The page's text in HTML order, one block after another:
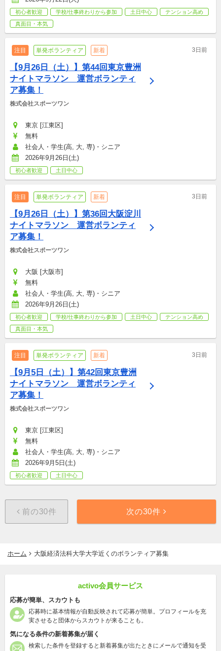
初心者歓迎 学校/仕事終わりから参加 土日中心
テンション高め
真面目・本気
注目 単発ボランティア 新着 3日前
【9月26日（土）】第44回東京豊洲
ナイトマラソン　運営ボランティ
ア募集！
株式会社スポーツワン
東京 [江東区]
無料
社会人・学生(高, 大, 専)・シニア
2026年9月26日(土)
初心者歓迎 土日中心
注目 単発ボランティア 新着 3日前
【9月26日（土）】第36回大阪淀川
ナイトマラソン　運営ボランティ
ア募集！
株式会社スポーツワン
大阪 [大阪市]
無料
社会人・学生(高, 大, 専)・シニア
2026年9月26日(土)
初心者歓迎 学校/仕事終わりから参加 土日中心
テンション高め
真面目・本気
注目 単発ボランティア 新着 3日前
【9月5日（土）】第42回東京豊洲
ナイトマラソン　運営ボランティ
ア募集！
株式会社スポーツワン
東京 [江東区]
無料
社会人・学生(高, 大, 専)・シニア
2026年9月5日(土)
初心者歓迎 土日中心
前の30件 次の30件
ホーム 大阪経済法科大学大学近くのボランティア募集
activo会員サービス
応募が簡単、スカウトも
応募時に基本情報が自動反映されて応募が簡単。プロフィールを充
実させると団体からスカウトが来ることも。
気になる条件の新着募集が届く
検索した条件を登録すると新着募集が出たときにメールで通知を受